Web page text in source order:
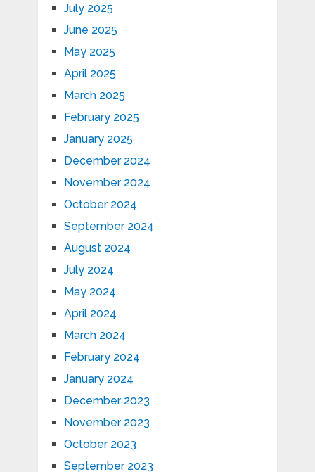
July 2025
June 2025
May 2025
April 2025
March 2025
February 2025
January 2025
December 2024
November 2024
October 2024
September 2024
August 2024
July 2024
May 2024
April 2024
March 2024
February 2024
January 2024
December 2023
November 2023
October 2023
September 2023